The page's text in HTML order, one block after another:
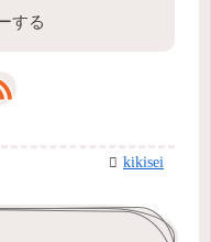
する
kikisei